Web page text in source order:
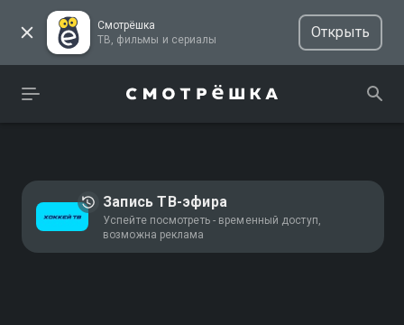
Смотрёшка
ТВ, фильмы и сериалы
Открыть
Запись ТВ-эфира
Успейте посмотреть - временный доступ,
возможна реклама